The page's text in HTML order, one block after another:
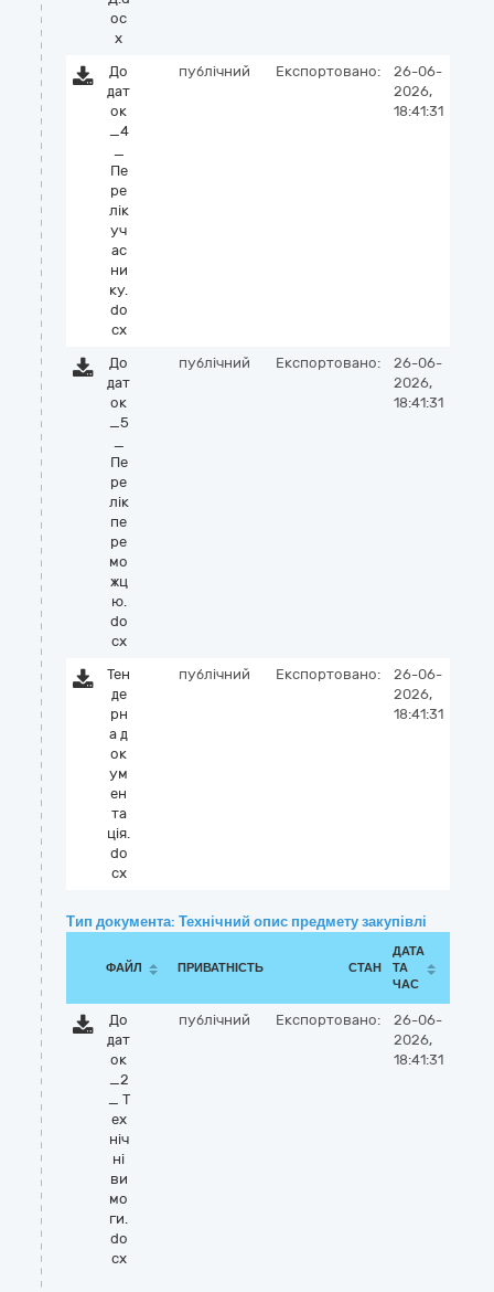
oc
x
До
дат
ок
_4
_
Пе
ре
лік
уч
ас
ни
ку.
do
cx
публічний Експортовано:
26-06-
2026,
18:41:31
До
дат
ок
_5
_
Пе
ре
лік
пе
ре
мо
жц
ю.
do
cx
публічний Експортовано:
26-06-
2026,
18:41:31
Тен
де
рн
а д
ок
ум
ен
та
ція.
do
cx
публічний Експортовано:
26-06-
2026,
18:41:31
Тип документа: Технічний опис предмету закупівлі
ФАЙЛ ПРИВАТНІСТЬ СТАН
ДАТА
ТА
ЧАС
До
дат
ок
_2
_ Т
ех
ніч
ні
ви
мо
ги.
do
cx
публічний Експортовано:
26-06-
2026,
18:41:31